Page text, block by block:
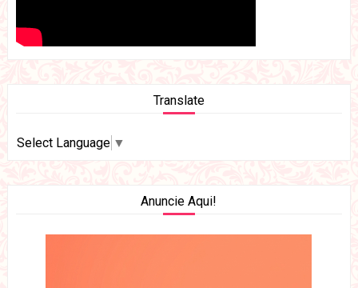
Translate
Select Language ▼
Anuncie Aqui!